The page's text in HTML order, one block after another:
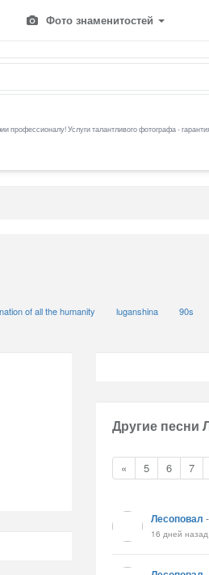
Фото знаменитостей
Услуги талантливого фотографа -
of all the humanity luganshina 90s
Другие песни
« 5 6 7
Лесоповал -
16 дней назад